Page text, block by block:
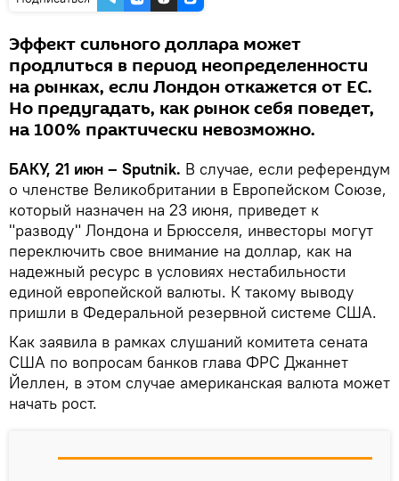
Эффект сильного доллара может
продлиться в период неопределенности
на рынках, если Лондон откажется от ЕС.
Но предугадать, как рынок себя поведет,
на 100% практически невозможно.
БАКУ, 21 июн – Sputnik. В случае, если референдум
о членстве Великобритании в Европейском Союзе,
который назначен на 23 июня, приведет к
"разводу" Лондона и Брюсселя, инвесторы могут
переключить свое внимание на доллар, как на
надежный ресурс в условиях нестабильности
единой европейской валюты. К такому выводу
пришли в Федеральной резервной системе США.
Как заявила в рамках слушаний комитета сената
США по вопросам банков глава ФРС Джаннет
Йеллен, в этом случае американская валюта может
начать рост.